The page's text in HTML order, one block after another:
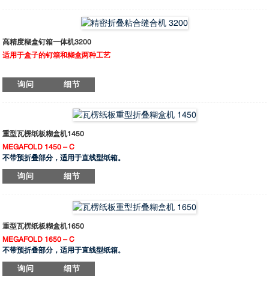
繁琐的换模过程。钉合头采用意大利知名品牌Simca，钉合速度最高可达每分钟
1500针，实现高效生产。校正装置不仅对纸盒的前后进行校正，还能对左右两侧进
行精准校正，满足重型瓦楞包装市场的高端需求，提升包装质量和生产效率。
高精度糊盒钉箱一体机3200
适用于盒子的钉箱和糊盒两种工艺
Megafold Pro 3200 ST 配备全伺服控制系统，确保运行稳定且精度高。直线导轨设
计实现平稳运动，有效避免不必要的振动，保障生产过程中的质量稳定。 最新一代
设定，无需繁琐的换模操作，大大节省调机时间。 钉合单元采用意大利品牌
SIMCA 原装钉头，钉合速度高达每分钟 1500 钉，满足高效生产需求。 高性能整型
装置不仅可对纸箱前后进行校正，同时实现左右方向的精准定位，满足重型瓦楞包
询问 细节
重型瓦楞纸板糊盒机1450
MEGAFOLD 1450 – C
不带预折叠部分，适用于直线型纸箱。
MEGAFOLD 1450 – AC
无预折叠部分，适用于直线盒、勾底盒和双边盒。
适用于直线盒、勾底盒和双边盒
MEGAFOLD 1450 – SL
适用于直线盒，勾底盒，双边盒，4角盒和 6角盒。
MEGAFOLD-1450 是处理中型和大型纸箱的完美解决方案，特别适用于重型包装行
业。具有高生产力，能够灵活处理薄型实心板到厚型瓦楞纸箱的生产需求。
· 模块化设计，可根据客户需求进行不同配置。
丰富的配件选择，支持数千种设计运行。
询问 细节
重型瓦楞纸板糊盒机1650
MEGAFOLD 1650 – C
不带预折叠部分，适用于直线型纸箱。
MEGAFOLD 1650 – AC
无预折叠部分，适用于直线盒、勾底盒和双边盒。
询问 细节